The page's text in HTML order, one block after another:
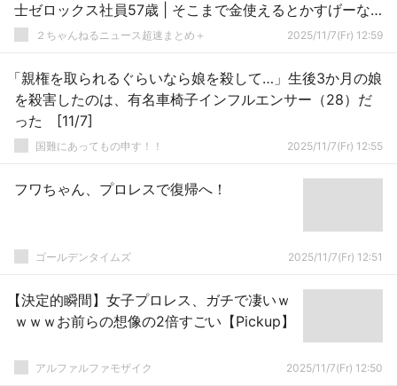
士ゼロックス社員57歳 | そこまで金使えるとかすげーな
おい２ちゃんねるニュース超速まとめ＋ 2025/11/7(Fr) 12:59
「親権を取られるぐらいなら娘を殺して…」生後3か月の娘
を殺害したのは、有名車椅子インフルエンサー（28）だ
った [11/7]
国難にあってもの申す！！ 2025/11/7(Fr) 12:55
フワちゃん、プロレスで復帰へ！
ゴールデンタイムズ 2025/11/7(Fr) 12:51
【決定的瞬間】女子プロレス、ガチで凄いｗ
ｗｗｗお前らの想像の2倍すごい【Pickup】
アルファルファモザイク 2025/11/7(Fr) 12:50